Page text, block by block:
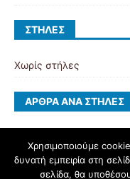
ΣΤΉΛΕΣ
Χωρίς στήλες
ΆΡΘΡΑ ΑΝΆ ΣΤΉΛΕΣ
Χρησιμοποιούμε
δυνατή εμπειρία στη
σελίδα, θα